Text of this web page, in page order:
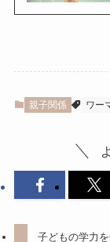
親子関係 ワー
子どもの学力